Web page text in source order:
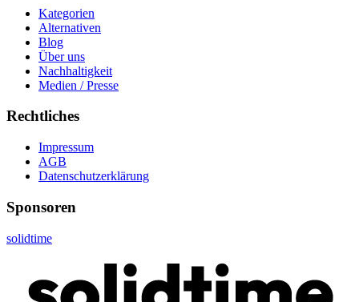
Kategorien
Alternativen
Blog
Über uns
Nachhaltigkeit
Medien / Presse
Rechtliches
Impressum
AGB
Datenschutzerklärung
Sponsoren
solidtime